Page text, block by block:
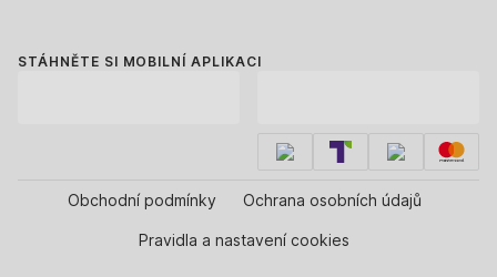
STÁHNĚTE SI MOBILNÍ APLIKACI
Obchodní podmínky Ochrana osobních údajů
Pravidla a nastavení cookies